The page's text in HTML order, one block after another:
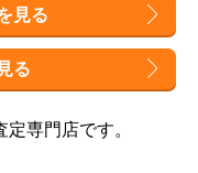
見る
る
専門店です。